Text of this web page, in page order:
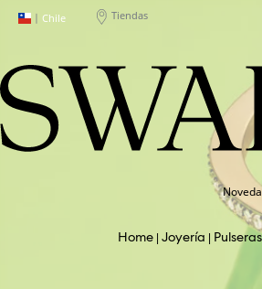
| Chile Tiendas
Joyería Pulseras